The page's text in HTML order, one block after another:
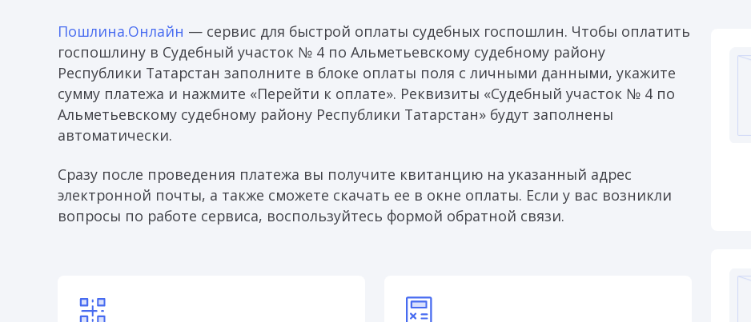
Пошлина.Онлайн — сервис для быстрой оплаты судебных госпошлин. Чтобы оплатить
госпошлину в Судебный участок № 4 по Альметьевскому судебному району
Республики Татарстан заполните в блоке оплаты поля с личными данными, укажите
сумму платежа и нажмите «Перейти к оплате». Реквизиты «Судебный участок № 4 по
Альметьевскому судебному району Республики Татарстан» будут заполнены
автоматически.
Сразу после проведения платежа вы получите квитанцию на указанный адрес
электронной почты, а также сможете скачать ее в окне оплаты. Если у вас возникли
вопросы по работе сервиса, воспользуйтесь формой обратной связи.